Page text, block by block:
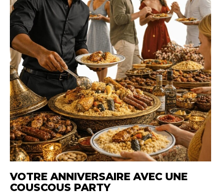
VOTRE ANNIVERSAIRE AVEC UNE
COUSCOUS PARTY